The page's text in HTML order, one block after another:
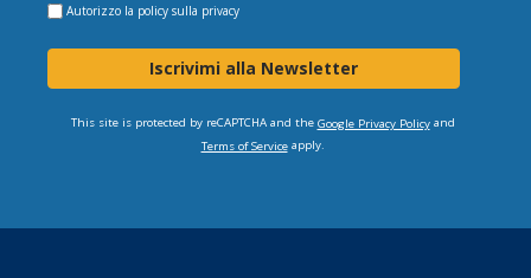
Autorizzo la policy sulla privacy
Iscrivimi alla Newsletter
This site is protected by reCAPTCHA and the Google Privacy Policyand
Terms of Serviceapply.